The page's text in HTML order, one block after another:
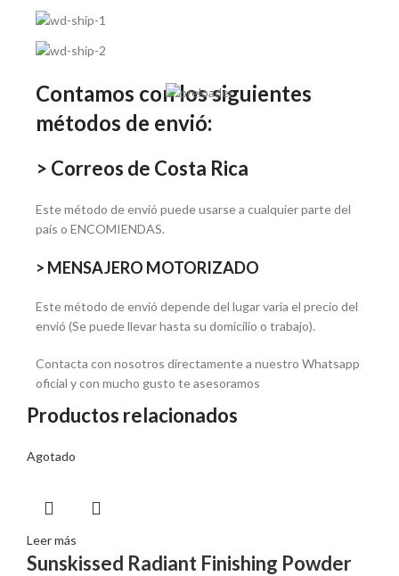
Contamos con los siguientes
métodos de envió:
> Correos de Costa Rica
Este método de envió puede usarse a cualquier parte del
país o ENCOMIENDAS.
> MENSAJERO MOTORIZADO
Este método de envió depende del lugar varia el precio del
envió (Se puede llevar hasta su domicilio o trabajo).
Contacta con nosotros directamente a nuestro Whatsapp
oficial y con mucho gusto te asesoramos
Productos relacionados
Agotado
Leer más
Sunskissed Radiant Finishing Powder